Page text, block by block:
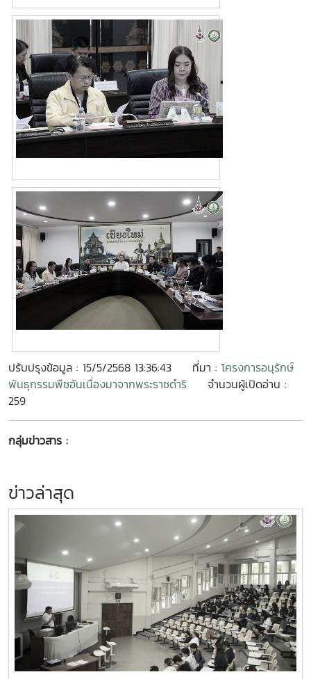
ปรับปรุงข้อมูล : 15/5/2568 13:36:43 ที่มา : โครงการอนุรักษ์
พันธุกรรมพืชอันเนื่องมาจากพระราชดำริ
จำนวนผู้เปิดอ่าน :
259
กลุ่มข่าวสาร :
ข่าวล่าสุด